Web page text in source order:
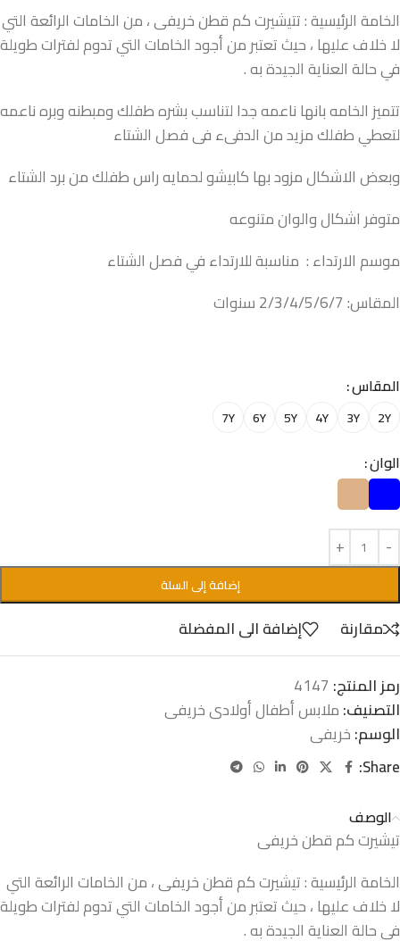
الخامة الرئيسية : تتيشيرت كم قطن خريفى ، من الخامات الرائعة التي
لا خلاف عليها ، حيث تعتبر من أجود الخامات التي تدوم لفترات طويلة
في حالة العناية الجيدة به .
تتميز الخامه بانها ناعمه جدا لتناسب بشره طفلك ومبطنه وبره ناعمه
لتعطي طفلك مزيد من الدفىء فى فصل الشتاء
وبعض الاشكال مزود بها كابيشو لحمايه راس طفلك من برد الشتاء
متوفر اشكال والوان متنوعه
موسم الارتداء : مناسبة للارتداء في فصل الشتاء
المقاس: 2/3/4/5/6/7 سنوات
المقاس
2Y
3Y
4Y
5Y
6Y
7Y
الوان
إضافة إلى السلة
مقارنة
إضافة الى المفضلة
رمز المنتج: 4147
التصنيف:ملابس أطفال أولادى خريفى
الوسم:خريفى
Share:
الوصف
تيشيرت كم قطن خريفى
الخامة الرئيسية : تيشيرت كم قطن خريفى ، من الخامات الرائعة التي
لا خلاف عليها ، حيث تعتبر من أجود الخامات التي تدوم لفترات طويلة
في حالة العناية الجيدة به .